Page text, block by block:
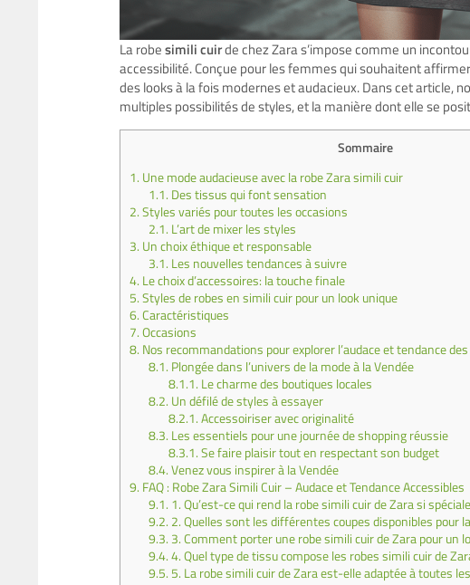
La robesimili cuirde chez Zara s’impose comme un
accessibilité. Conçue pour les femmes qui souhaitent
des looks à la fois modernes et audacieux. Dans cet article,
multiples possibilités de styles, et la manière dont elle se
Sommaire
1. Une mode audacieuse avec la robe Zara simili cuir
1.1. Des tissus qui font sensation
2.Styles variés pour toutes les occasions
2.1. L’art de mixer les styles
3. Un choix éthique et responsable
3.1. Les nouvelles tendances à suivre
4. Le choix d’accessoires: la touche finale
5.Styles de robes en simili cuir pour un look unique
6.Caractéristiques
7.Occasions
8. Nos recommandations pour explorer l’audace et tendance
8.1. Plongée dans l’univers de la mode à la Vendée
8.1.1. Le charme des boutiques locales
8.2. Un défilé de styles à essayer
8.2.1.Accessoiriser avec originalité
8.3. Les essentiels pour une journée de shopping réussie
8.3.1.Se faire plaisir tout en respectant son budget
8.4.Venez vous inspirer à la Vendée
9. FAQ : Robe Zara Simili Cuir – Audace et Tendance Accessibles
9.1. 1. Qu’est-ce qui rend la robe simili cuir de Zara si
9.2. 2. Quelles sont les différentes coupes disponibles pour
9.3. 3. Comment porter une robe simili cuir de Zara pour un
9.4.4. Quel type de tissu compose les robes simili cuir de
9.5. 5. La robe simili cuir de Zara est-elle adaptée à toutes